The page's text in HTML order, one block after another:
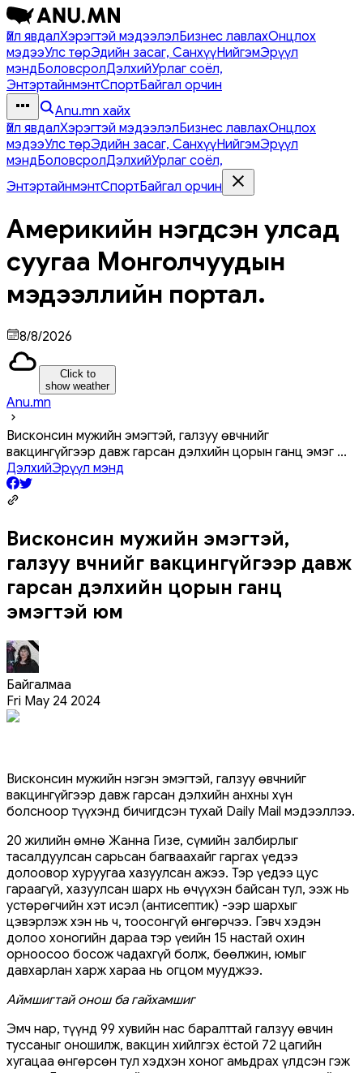
Үйл явдалХэрэгтэй мэдээлэлБизнес лавлахОнцлох
мэдээУлс төрЭдийн засаг, СанхүүНийгэмЭрүүл
мэндБоловсролДэлхийУрлаг соёл,
ЭнтэртайнмэнтСпортБайгал орчин
Anu.mn хайх
Үйл явдалХэрэгтэй мэдээлэлБизнес лавлахОнцлох
мэдээУлс төрЭдийн засаг, СанхүүНийгэмЭрүүл
мэндБоловсролДэлхийУрлаг соёл,
ЭнтэртайнмэнтСпортБайгал орчин
Америкийн нэгдсэн улсад
суугаа Монголчуудын
мэдээллийн портал.
8/8/2026
Click to
show weather
Anu.mn
Висконсин мужийн эмэгтэй, галзуу өвчнийг
вакцингүйгээр давж гарсан дэлхийн цорын ганц эмэг ...
ДэлхийЭрүүл мэнд
Висконсин мужийн эмэгтэй,
галзуу өвчнийг вакцингүйгээр давж
гарсан дэлхийн цорын ганц
эмэгтэй юм
Байгалмаа
Fri May 24 2024
Висконсин мужийн нэгэн эмэгтэй, галзуу өвчнийг
вакцингүйгээр давж гарсан дэлхийн анхны хүн
болсноор түүхэнд бичигдсэн тухай Daily Mail мэдээллээ.
20 жилийн өмнө Жанна Гизе, сүмийн залбирлыг
тасалдуулсан сарьсан багваахайг гаргах үедээ
долоовор хуруугаа хазуулсан ажээ. Тэр үедээ цус
гараагүй, хазуулсан шарх нь өчүүхэн байсан тул, ээж нь
устөрөгчийн хэт исэл (антисептик) -ээр шархыг
цэвэрлэж хэн нь ч, тоосонгүй өнгөрчээ. Гэвч хэдэн
долоо хоногийн дараа тэр үеийн 15 настай охин
орноосоо босож чадахгүй болж, бөөлжин, юмыг
давхарлан харж хараа нь огцом мууджээ.
Аймшигтай онош ба гайхамшиг
Эмч нар, түүнд 99 хувийн нас баралттай галзуу өвчин
туссаныг оношилж, вакцин хийлгэх ёстой 72 цагийн
хугацаа өнгөрсөн тул хэдхэн хоног амьдрах үлдсэн гэж